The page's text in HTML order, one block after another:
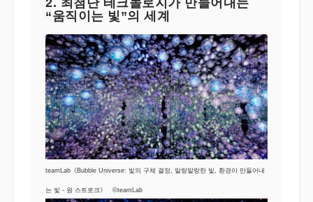
2. 최첨단 테크놀로지가 만들어내는
“움직이는 빛”의 세계
teamLab《Bubble Universe: 빛의 구체 결정, 말랑말랑한 빛, 환경이 만들어내
는 빛 - 원 스트로크》 ©teamLab